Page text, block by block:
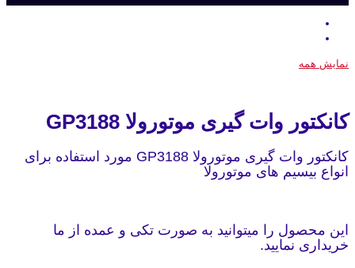
نمایش همه
کانکتور وات گیری موتورولا GP3188
کانکتور وات گیری موتورولا GP3188 مورد استفاده برای
انواع بیسیم های موتورولا
این محصول را میتوانید به صورت تکی و عمده از ما
خریداری نمایید.